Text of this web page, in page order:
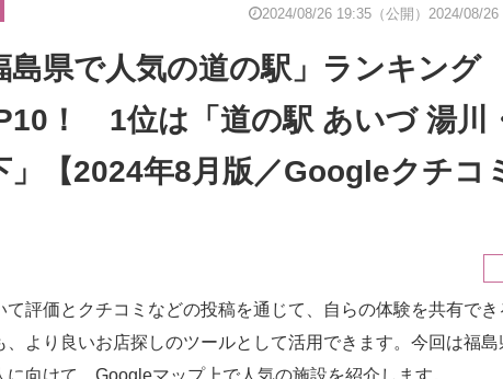
2024/08/26 19:35（公開） 2024/08/26
島県で人気の道の駅」ランキング
！ 1位は「道の駅 あいづ 湯川
」【2024年8月版／Googleクチコ
評価とクチコミなどの投稿を通じて、自らの体験を共有でき
、より良いお店探しのツールとして活用できます。今回は福島
向けて、Googleマップ上で人気の施設を紹介します。